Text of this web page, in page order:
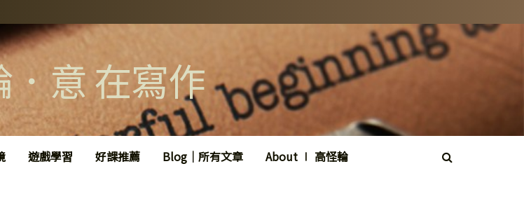
意 在寫作
遊戲學習 好課推薦 Blog｜所有文章 About ∣ 高怪輪